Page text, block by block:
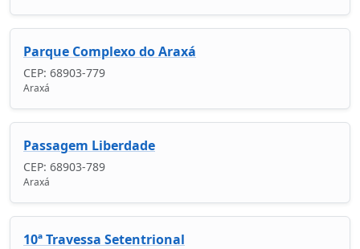
Parque Complexo do Araxá
CEP: 68903-779
Araxá
Passagem Liberdade
CEP: 68903-789
Araxá
10ª Travessa Setentrional